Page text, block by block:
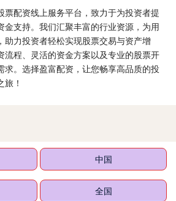
票配资线上服务平台，致力于为投资者提
金支持。我们汇聚丰富的行业资源，为用
助力投资者轻松实现股票交易与资产增
流程、灵活的资金方案以及专业的股票开
求。选择盈富配资，让您畅享高品质的投
！
中国
全国